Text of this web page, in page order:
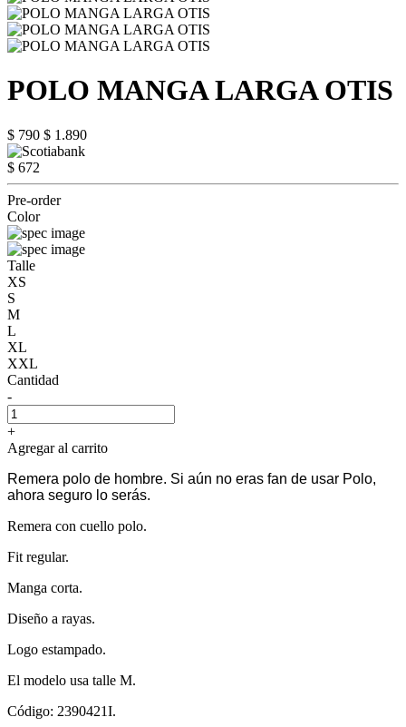
POLO MANGA LARGA OTIS
$ 790 $ 1.890
$ 672
Pre-order
Color
Talle
XS
S
M
L
XL
XXL
Cantidad
-
+
Agregar al carrito
Remera polo de hombre. Si aún no eras fan de usar Polo,
ahora seguro lo serás.
Remera con cuello polo.
Fit regular.
Manga corta.
Diseño a rayas.
Logo estampado.
El modelo usa talle M.
Código: 2390421I.